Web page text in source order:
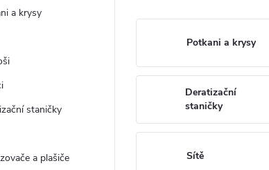
a krysy
staničky
a plašiče
Potkani a krysy
Deratizační
staničky
Sítě